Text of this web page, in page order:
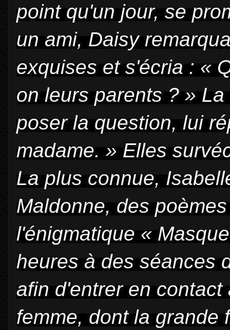
point qu'un jour, se
un ami, Daisy
exquises et s'écria : «
on leurs parents ? »
poser la question, lui
madame. » Elles
La plus connue,
Maldonne, des
l'énigmatique «
heures à des séances
afin d'entrer en
femme, dont la grande